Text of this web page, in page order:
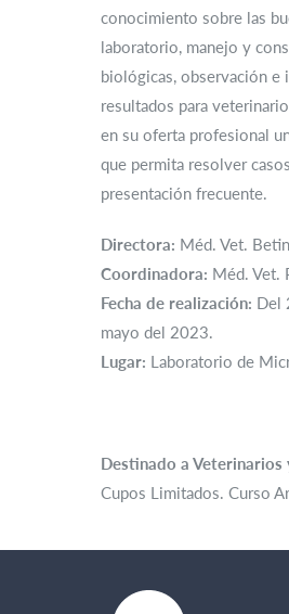
conocimiento sobre las
laboratorio, manejo y
biológicas, observación e
resultados para
en su oferta profesional
que permita resolver
presentación frecuente.
Directora: Méd. Vet.
Coordinadora: Méd. Vet.
Fecha de realización: Del
mayo del 2023.
Lugar: Laboratorio de
Destinado a
Cupos Limitados. Curso